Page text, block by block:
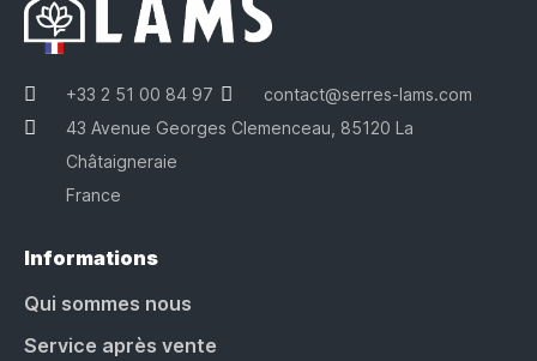
+33 2 51 00 84 97
contact@serres-lams.com
43 Avenue Georges Clemenceau, 85120 La
Châtaigneraie
France
Informations
Qui sommes nous
Service après vente